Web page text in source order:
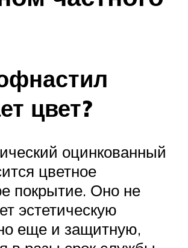
цвет?
оцинкованный
цветное
покрытие. Оно не
эстетическую
еще и защитную,